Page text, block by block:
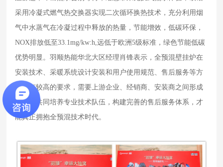
采用冷凝式燃气热交换器实现二次循环换热技术，充分利用烟
气中水蒸气在冷凝过程中释放的热量，节能增效，低碳环保，
NOX排放低至33.1mg/kw:h,远低于欧洲5级标准，绿色节能低碳
优势明显。羽顺热能华北大区经理肖锋表示，全预混壁挂炉在
安装技术、采暖系统设计安装和用户使用规范、售后服务等方
面都有较高的要求，需要上游企业、经销商、安装商之间形成
合力，共同培养专业技术队伍，构建完善的售后服务体系，才
能真正拥抱全预混技术时代。